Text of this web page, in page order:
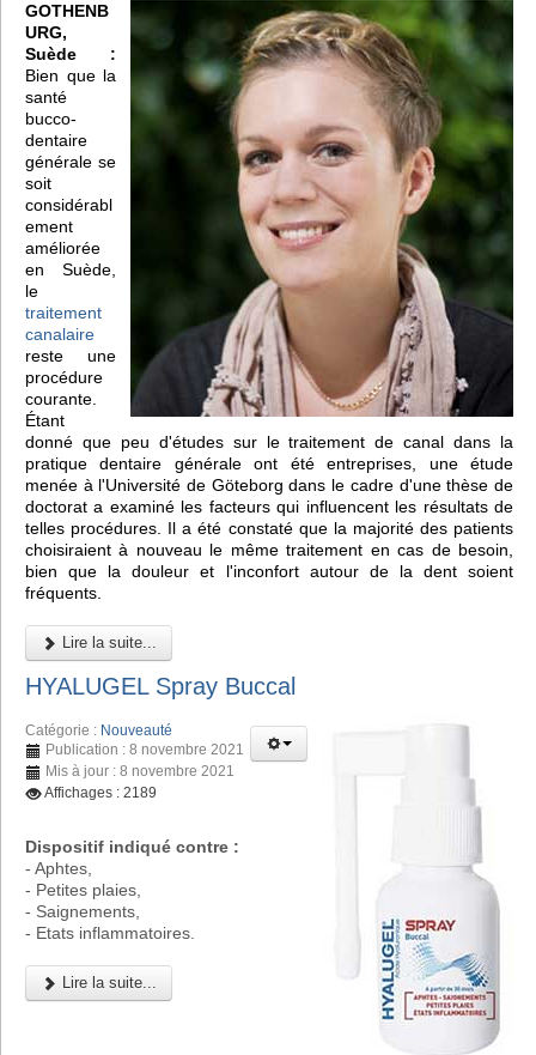
GOTHENB
URG,
Suède :
Bien que la
santé
bucco-
dentaire
générale se
soit
considérabl
ement
améliorée
en Suède,
le
traitement
canalaire
reste une
procédure
courante.
Étant
donné que peu d'études sur le traitement de canal dans la
pratique dentaire générale ont été entreprises, une étude
menée à l'Université de Göteborg dans le cadre d'une thèse de
doctorat a examiné les facteurs qui influencent les résultats de
telles procédures. Il a été constaté que la majorité des patients
choisiraient à nouveau le même traitement en cas de besoin,
bien que la douleur et l'inconfort autour de la dent soient
fréquents.
Lire la suite...
HYALUGEL Spray Buccal
Catégorie : Nouveauté
Publication : 8 novembre 2021
Mis à jour : 8 novembre 2021
Affichages : 2189
Dispositif indiqué contre :
- Aphtes,
- Petites plaies,
- Saignements,
- Etats inflammatoires.
Lire la suite...